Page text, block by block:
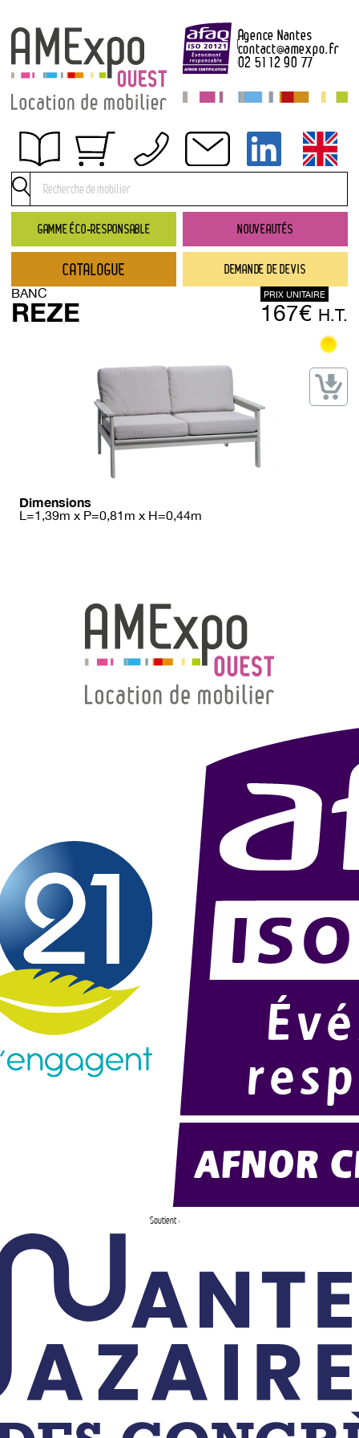
GAMME ÉCO-RESPONSABLE NOUVEAUTÉS
DEMANDE DE DEVIS
Agence Nantes
contact@amexpo.fr
02 51 12 90 77
Obtenir un devis
Conditions générales de location
Conditions de règlement
Contact
Catalogue
→ Nouveautés
→ Gamme éco-responsable
→ Types de mobilier
→ Noms / Références
→ Ensembles
Modélisation 2D/3D
CATALOGUE
BANC
REZE
PRIX UNITAIRE
167€ H.T.
Dimensions
L=1,39m x P=0,81m x H=0,44m
Soutient :